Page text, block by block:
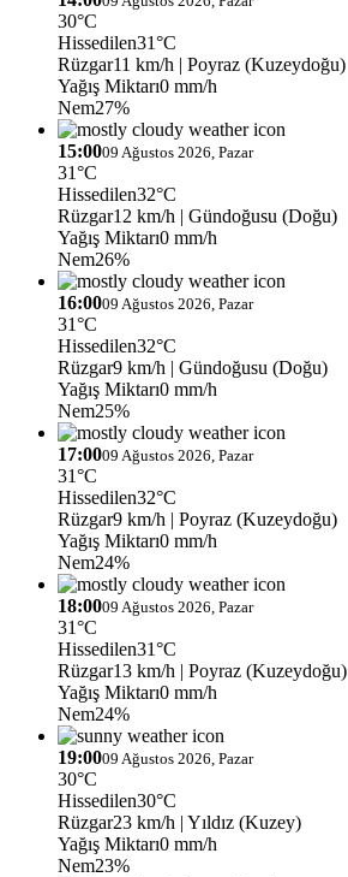
30°C
Hissedilen31°C
Rüzgar11 km/h | Poyraz (Kuzeydoğu)
Yağış Miktarı0 mm/h
Nem27%
15:0009 Ağustos 2026, Pazar
31°C
Hissedilen32°C
Rüzgar12 km/h | Gündoğusu (Doğu)
Yağış Miktarı0 mm/h
Nem26%
16:0009 Ağustos 2026, Pazar
31°C
Hissedilen32°C
Rüzgar9 km/h | Gündoğusu (Doğu)
Yağış Miktarı0 mm/h
Nem25%
17:0009 Ağustos 2026, Pazar
31°C
Hissedilen32°C
Rüzgar9 km/h | Poyraz (Kuzeydoğu)
Yağış Miktarı0 mm/h
Nem24%
18:0009 Ağustos 2026, Pazar
31°C
Hissedilen31°C
Rüzgar13 km/h | Poyraz (Kuzeydoğu)
Yağış Miktarı0 mm/h
Nem24%
19:0009 Ağustos 2026, Pazar
30°C
Hissedilen30°C
Rüzgar23 km/h | Yıldız (Kuzey)
Yağış Miktarı0 mm/h
Nem23%